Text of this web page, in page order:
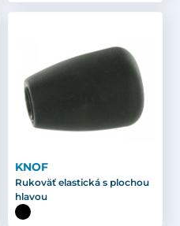
KNOF
Rukoväť elastická s plochou
hlavou